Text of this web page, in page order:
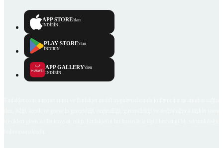
APP STORE'dan
İNDİRİN
PLAY STORE'dan
İNDİRİN
APP GALLERY'den
İNDİRİN